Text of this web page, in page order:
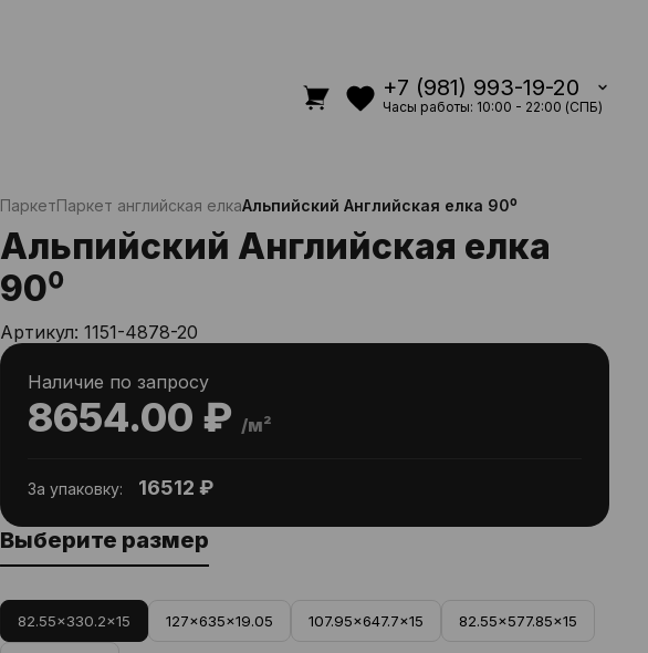
+7 (981) 993-19-20
Часы работы: 10:00 - 22:00 (СПБ)
ПаркетПаркет английская елкаАльпийский Английская елка 90⁰
Альпийский Английская елка
90⁰
Артикул:1151-4878-20
8654.00 ₽ /м²
Наличие по запросу
За упаковку: 16512 ₽
Выберите размер
82.55x330.2x15 127x635x19.05 107.95x647.7x15 82.55x577.85x15